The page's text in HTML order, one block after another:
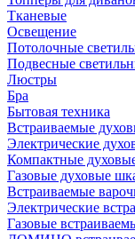
Тканевые
Освещение
Потолочные
Подвесные
Люстры
Бра
Бытовая техника
Встраиваемые
Электрические
Компактные
Газовые духовые
Встраиваемые
Электрические
Газовые